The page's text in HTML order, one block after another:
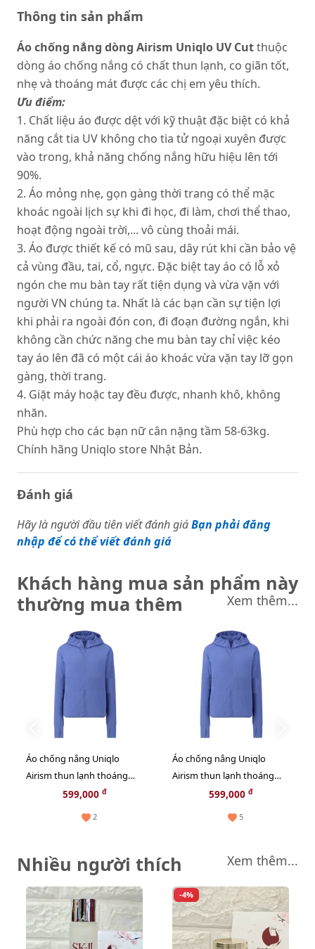
Thông tin sản phẩm
Áo chống nắng dòng Airism Uniqlo UV Cutthuộc
dòng áo chống nắng có chất thun lạnh, co giãn tốt,
nhẹ và thoáng mát được các chị em yêu thích.
Ưu điểm:
1. Chất liệu áo được dệt với kỹ thuật đặc biệt có khả
năng cắt tia UV không cho tia tử ngoại xuyên được
vào trong, khả năng chống nắng hữu hiệu lên tới
90%.
2. Áo mỏng nhẹ, gọn gàng thời trang có thể mặc
khoác ngoài lịch sự khi đi học, đi làm, chơi thể thao,
hoạt động ngoài trời,... vô cùng thoải mái.
3. Áo được thiết kế có mũ sau, dây rút khi cần bảo vệ
cả vùng đầu, tai, cổ, ngực. Đặc biệt tay áo có lỗ xỏ
ngón che mu bàn tay rất tiện dụng và vừa vặn với
người VN chúng ta. Nhất là các bạn cần sự tiện lợi
khi phải ra ngoài đón con, đi đoạn đường ngắn, khi
không cần chức năng che mu bàn tay chỉ việc kéo
tay áo lên đã có một cái áo khoác vừa vặn tay lỡ gọn
gàng, thời trang.
4. Giặt máy hoặc tay đều được, nhanh khô, không
nhăn.
Phù hợp cho các bạn nữ cân nặng tầm 58-63kg.
Chính hãng Uniqlo store Nhật Bản.
Đánh giá
Hãy là người đầu tiên viết đánh giáBạn phải đăng
nhập để có thể viết đánh giá
Khách hàng mua sản phẩm này
thường mua thêm
Xem thêm...
Áo chống nắng Uniqlo
Airism thun lạnh thoáng
mát, co giãn tốt, #65 Blue
599,000 đ
2
Áo chống nắng Uniqlo
Airism thun lạnh thoáng
mát, co giãn tốt, #65 Blue
599,000 đ
5
Nhiều người thích Xem thêm...
-4%